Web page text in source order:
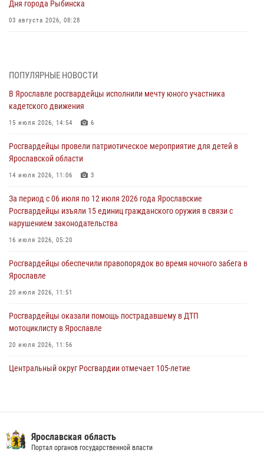
Дня города Рыбинска
03 августа 2026, 08:28
03 августа 2026, 07:24
Ярославские росгвардейцы за прошедшую неделю совершили
более 300 выездов по сигналам «тревога»
03 августа 2026, 07:09
Росгвардейцы оказали помощь беременной женщине во время
празднования Дня ВДВ в Ярославле
03 августа 2026, 06:20
За период с 20 июля по 26 июля 2026 года Ярославские
Росгвардейцы изъяли 41 единицу гражданского оружия в связи с
нарушением законодательства
30 июля 2026, 11:51
В региональном управлении Росгвардии состоялся молебен,
приуроченный к празднику Крещения Руси
28 июля 2026, 14:56
ПОПУЛЯРНЫЕ НОВОСТИ
В Ярославле росгвардейцы исполнили мечту юного участника
кадетского движения
15 июля 2026, 14:54 6
Росгвардейцы провели патриотическое мероприятие для детей в
Ярославской области
14 июля 2026, 11:06 3
За период с 06 июля по 12 июля 2026 года Ярославские
Росгвардейцы изъяли 15 единиц гражданского оружия в связи с
нарушением законодательства
16 июля 2026, 05:20
Росгвардейцы обеспечили правопорядок во время ночного забега в
Ярославле
20 июля 2026, 11:51
Росгвардейцы оказали помощь пострадавшему в ДТП
мотоциклисту в Ярославле
20 июля 2026, 11:56
Центральный округ Росгвардии отмечает 105-летие
27 июля 2026, 07:05
Ярославская область
Портал органов государственной власти